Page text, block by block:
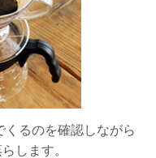
るのを確認しながら
します。